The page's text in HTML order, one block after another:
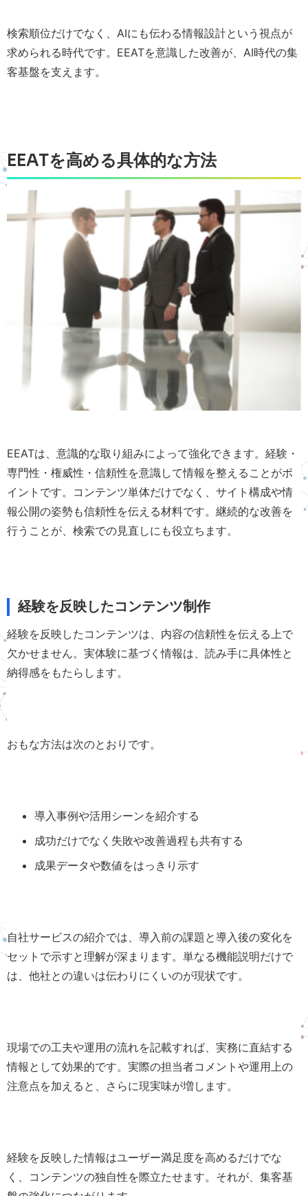
検索順位だけでなく、AIにも伝わる情報設計という視点が
求められる時代です。EEATを意識した改善が、AI時代の集
客基盤を支えます。
EEATを高める具体的な方法
EEATは、意識的な取り組みによって強化できます。経験・
専門性・権威性・信頼性を意識して情報を整えることがポ
イントです。コンテンツ単体だけでなく、サイト構成や情
報公開の姿勢も信頼性を伝える材料です。継続的な改善を
行うことが、検索での見直しにも役立ちます。
経験を反映したコンテンツ制作
経験を反映したコンテンツは、内容の信頼性を伝える上で
欠かせません。実体験に基づく情報は、読み手に具体性と
納得感をもたらします。
おもな方法は次のとおりです。
導入事例や活用シーンを紹介する
成功だけでなく失敗や改善過程も共有する
成果データや数値をはっきり示す
自社サービスの紹介では、導入前の課題と導入後の変化を
セットで示すと理解が深まります。単なる機能説明だけで
は、他社との違いは伝わりにくいのが現状です。
現場での工夫や運用の流れを記載すれば、実務に直結する
情報として効果的です。実際の担当者コメントや運用上の
注意点を加えると、さらに現実味が増します。
経験を反映した情報はユーザー満足度を高めるだけでな
く、コンテンツの独自性を際立たせます。それが、集客基